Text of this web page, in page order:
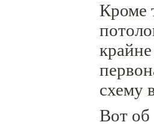
Кроме
схему
Вот об